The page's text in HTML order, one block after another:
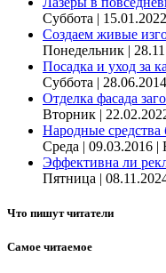
Суббота |
Создаем живые
Понедельник |
Посадка и уход за
Суббота |
Отделка фасада
Вторник |
Народные
Среда | 09.03.2016 |
Эффективна ли
Пятница |
Что пишут читатели
Самое читаемое